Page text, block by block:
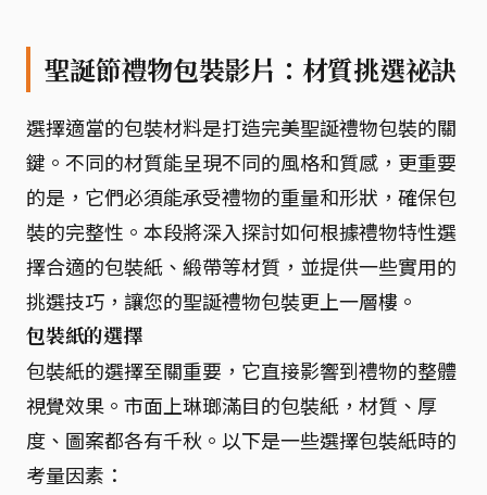
聖誕節禮物包裝影片：材質挑選祕訣
選擇適當的包裝材料是打造完美聖誕禮物包裝的關
鍵。不同的材質能呈現不同的風格和質感，更重要
的是，它們必須能承受禮物的重量和形狀，確保包
裝的完整性。本段將深入探討如何根據禮物特性選
擇合適的包裝紙、緞帶等材質，並提供一些實用的
挑選技巧，讓您的聖誕禮物包裝更上一層樓。
包裝紙的選擇
包裝紙的選擇至關重要，它直接影響到禮物的整體
視覺效果。市面上琳瑯滿目的包裝紙，材質、厚
度、圖案都各有千秋。以下是一些選擇包裝紙時的
考量因素：